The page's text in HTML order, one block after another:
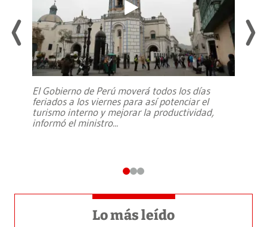
El Gobierno de Perú moverá todos los días
feriados a los viernes para así potenciar el
turismo interno y mejorar la productividad,
informó el ministro...
Lo más leído